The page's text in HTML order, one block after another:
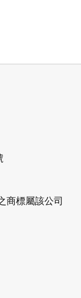
商標屬該公司